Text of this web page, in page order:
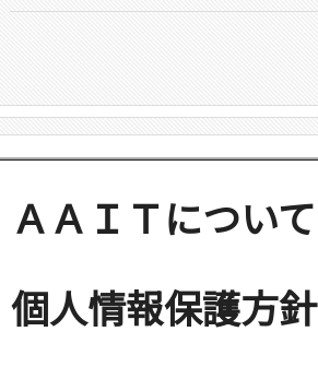
ＡＡＩＴについて
個人情報保護方針